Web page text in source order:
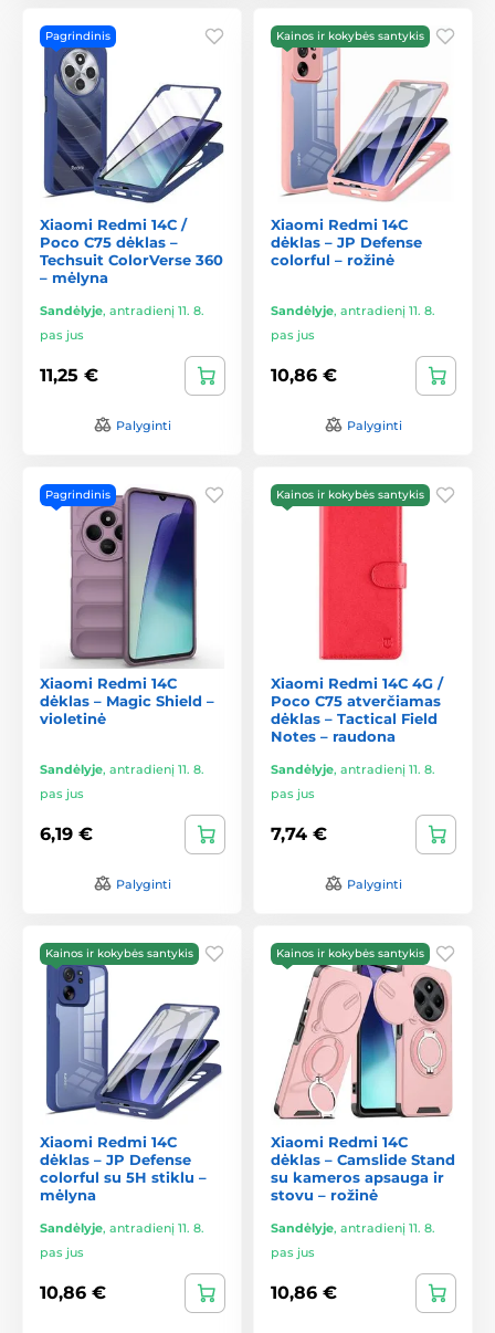
Pagrindinis
Xiaomi Redmi 14C /
Poco C75 dėklas –
Techsuit ColorVerse 360
– mėlyna
Sandėlyje, antradienį 11. 8.
pas jus
11,25 €
Palyginti
Kainos ir kokybės santykis
Xiaomi Redmi 14C
dėklas – JP Defense
colorful – rožinė
Sandėlyje, antradienį 11. 8.
pas jus
10,86 €
Palyginti
Pagrindinis
Xiaomi Redmi 14C
dėklas – Magic Shield –
violetinė
Sandėlyje, antradienį 11. 8.
pas jus
6,19 €
Palyginti
Kainos ir kokybės santykis
Xiaomi Redmi 14C 4G /
Poco C75 atverčiamas
dėklas – Tactical Field
Notes – raudona
Sandėlyje, antradienį 11. 8.
pas jus
7,74 €
Palyginti
Kainos ir kokybės santykis
Xiaomi Redmi 14C
dėklas – JP Defense
colorful su 5H stiklu –
mėlyna
Sandėlyje, antradienį 11. 8.
pas jus
10,86 €
Kainos ir kokybės santykis
Xiaomi Redmi 14C
dėklas – Camslide Stand
su kameros apsauga ir
stovu – rožinė
Sandėlyje, antradienį 11. 8.
pas jus
10,86 €